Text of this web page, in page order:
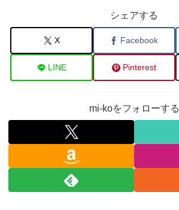
シェアする
X Facebook
LINE Pinterest
mi-koをフォローする